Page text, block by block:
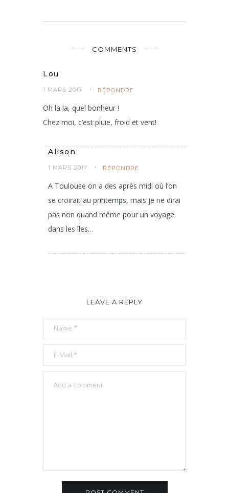
COMMENTS
Lou
1 MARS 2017 RÉPONDRE
Oh la la, quel bonheur !
Chez moi, c’est pluie, froid et vent!
Alison
1 MARS 2017 RÉPONDRE
A Toulouse on a des après midi où l’on
se croirait au printemps, mais je ne dirai
pas non quand même pour un voyage
dans les îles…
LEAVE A REPLY